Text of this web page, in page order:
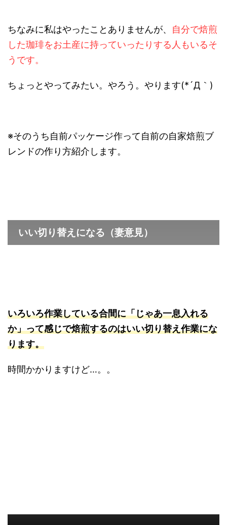
ちなみに私はやったことありませんが、 自分で焙煎
した珈琲をお土産に持っていったりする人もいるそ
うです。
ちょっとやってみたい。やろう。やります(*´Д｀)
※そのうち自前パッケージ作って自前の自家焙煎ブ
レンドの作り方紹介します。
いい切り替えになる（妻意見）
いろいろ作業している合間に「じゃあ一息入れる
か」って感じで焙煎するのはいい切り替え作業にな
ります。
時間かかりますけど…。。